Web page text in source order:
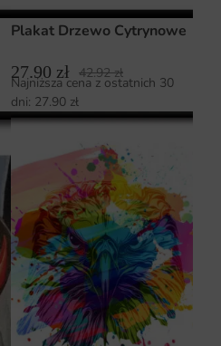
Plakat Drzewo Cytrynowe
27.90 zł 42.92zł
Najniższa cena z ostatnich 30
dni: 27.90 zł